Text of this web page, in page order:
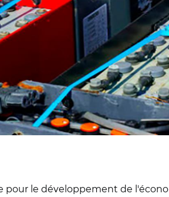
le développement de